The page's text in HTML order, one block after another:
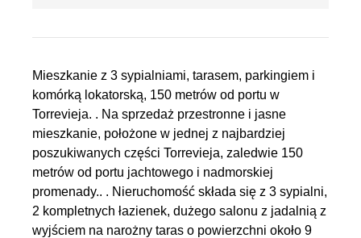
Mieszkanie z 3 sypialniami, tarasem, parkingiem i
komórką lokatorską, 150 metrów od portu w
Torrevieja. . Na sprzedaż przestronne i jasne
mieszkanie, położone w jednej z najbardziej
poszukiwanych części Torrevieja, zaledwie 150
metrów od portu jachtowego i nadmorskiej
promenady.. . Nieruchomość składa się z 3 sypialni,
2 kompletnych łazienek, dużego salonu z jadalnią z
wyjściem na narożny taras o powierzchni około 9